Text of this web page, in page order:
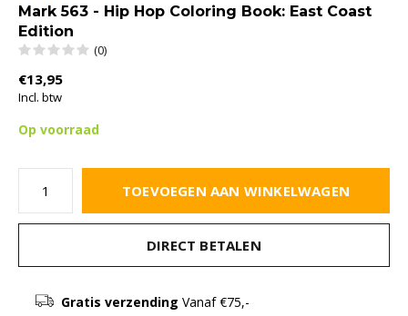
Mark 563 - Hip Hop Coloring Book: East Coast
Edition
(0)
€13,95
Incl. btw
Op voorraad
TOEVOEGEN AAN WINKELWAGEN
DIRECT BETALEN
Gratis verzending Vanaf €75,-